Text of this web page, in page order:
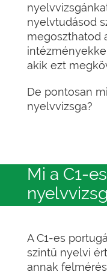
nyelvtudásod
megoszthatod
akik ezt
De pontosan
nyelvvizsga?
Mi a C1-
A C1-es
szintű nyelvi
annak